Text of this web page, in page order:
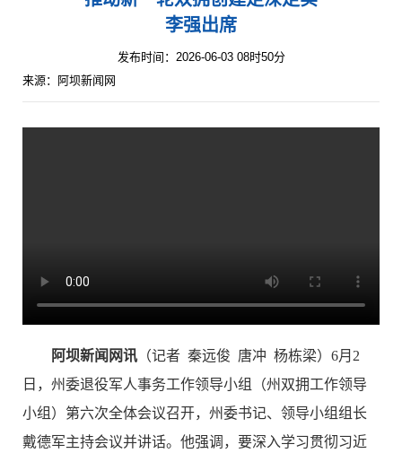
李强出席
发布时间：2026-06-03 08时50分
来源：阿坝新闻网
阿坝新闻网讯 （记者 秦远俊 唐冲 杨栋梁） 6月2
日，州委退役军人事务工作领导小组（州双拥工作领导
小组）第六次全体会议召开，州委书记、领导小组组长
戴德军主持会议并讲话。他强调，要深入学习贯彻习近